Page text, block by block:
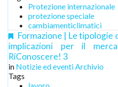
Protezione internazionale
protezione speciale
cambiamenticlimatici
Formazione | Le tipologie
implicazioni per il
RiConoscere! 3
in Notizie ed eventi Archivio
Tags